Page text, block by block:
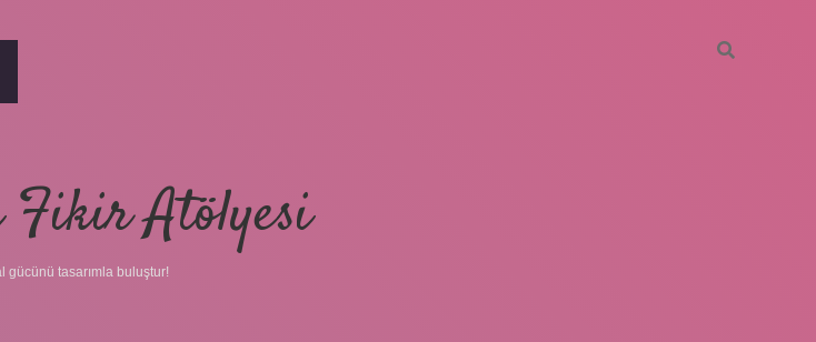
Fikir Atölyesi
gücünü tasarımla buluştur!